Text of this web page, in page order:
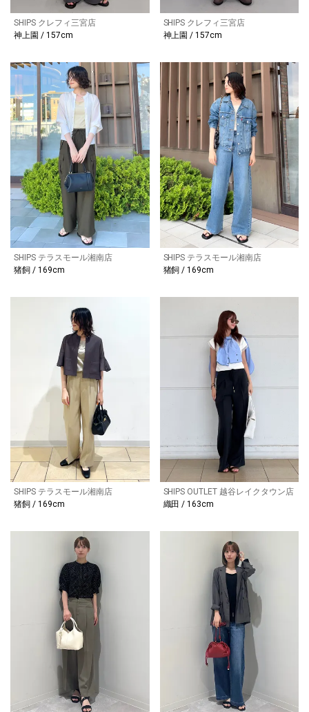
SHIPS クレフィ三宮店
神上園 / 157cm
SHIPS クレフィ三宮店
神上園 / 157cm
SHIPS テラスモール湘南店
猪飼 / 169cm
SHIPS テラスモール湘南店
猪飼 / 169cm
SHIPS テラスモール湘南店
猪飼 / 169cm
SHIPS OUTLET 越谷レイクタウン店
織田 / 163cm